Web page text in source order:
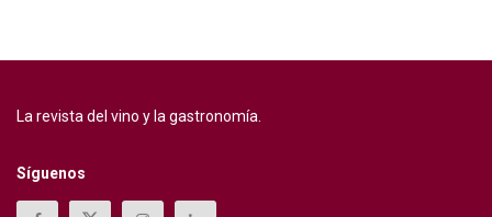
La revista del vino y la gastronomía.
Síguenos